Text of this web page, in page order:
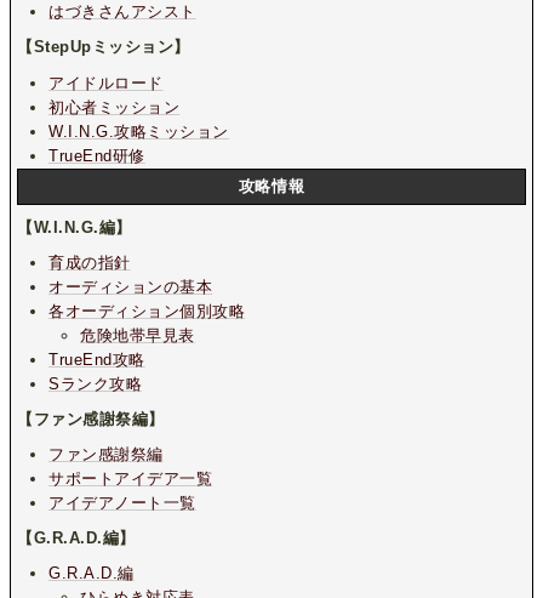
はづきさんアシスト
【StepUpミッション】
アイドルロード
初心者ミッション
W.I.N.G.攻略ミッション
TrueEnd研修
攻略情報
【W.I.N.G.編】
育成の指針
オーディションの基本
各オーディション個別攻略
危険地帯早見表
TrueEnd攻略
Sランク攻略
【ファン感謝祭編】
ファン感謝祭編
サポートアイデア一覧
アイデアノート一覧
【G.R.A.D.編】
G.R.A.D.編